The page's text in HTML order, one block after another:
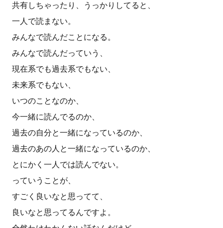
共有しちゃったり、うっかりしてると、
一人で読まない。
みんなで読んだことになる。
みんなで読んだっていう、
現在系でも過去系でもない、
未来系でもない、
いつのことなのか、
今一緒に読んでるのか、
過去の自分と一緒になっているのか、
過去のあの人と一緒になっているのか、
とにかく一人では読んでない。
っていうことが、
すごく良いなと思ってて、
良いなと思ってるんですよ。